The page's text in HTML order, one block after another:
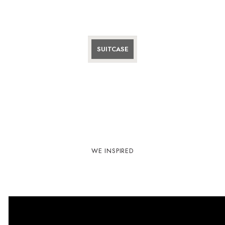
SUITCASE
WE INSPIRED